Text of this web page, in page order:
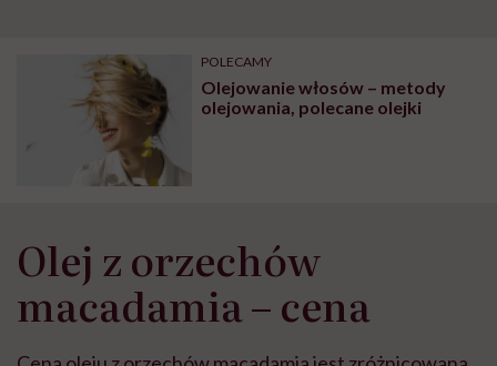
POLECAMY
Olejowanie włosów – metody
olejowania, polecane olejki
Olej z orzechów
macadamia – cena